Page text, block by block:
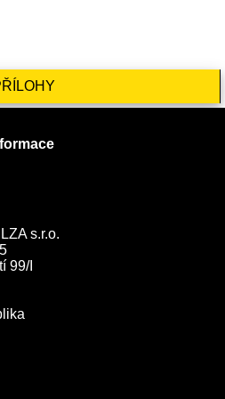
s.r.o.
99/I